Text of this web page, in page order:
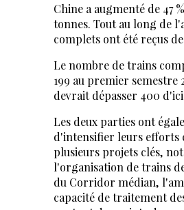
Chine a augmenté de 47
tonnes. Tout au long de
complets ont été reçus
Le nombre de trains
199 au premier semestre
devrait dépasser 400
Les deux parties ont
d'intensifier leurs efforts
plusieurs projets clés,
l'organisation de trains
du Corridor médian,
capacité de traitement